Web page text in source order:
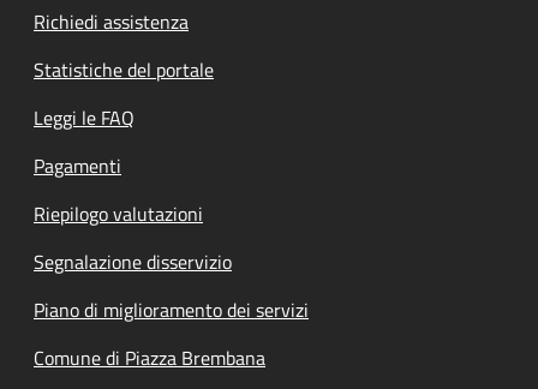
Richiedi assistenza
Statistiche del portale
Leggi le FAQ
Pagamenti
Riepilogo valutazioni
Segnalazione disservizio
Piano di miglioramento dei servizi
Comune di Piazza Brembana